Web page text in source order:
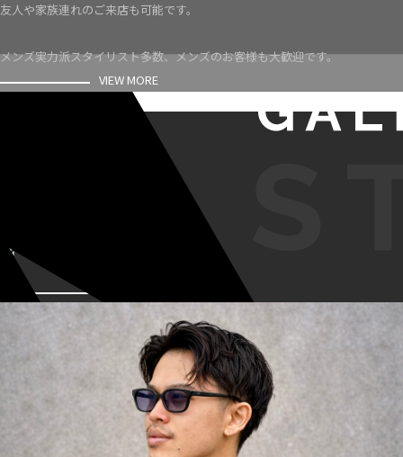
友人や家族連れのご来店も可能です。
メンズ実力派スタイリスト多数、メンズのお客様も大歓迎です。
VIEW MORE